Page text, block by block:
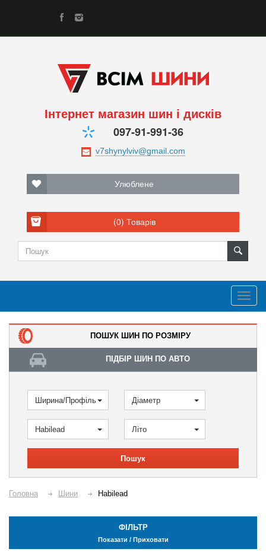
Інтернет магазин шин і дисків
097-91-991-36
Улюблене
(0) Товарів
ПОШУК ШИН ПО РОЗМІРУ
ПІДБІР ШИН ПО АВТО
Ширина/Профіль Діаметр
Habilead Літо
Пошук
Головна Шини Habilead
ФІЛЬТР
Показати / Приховати